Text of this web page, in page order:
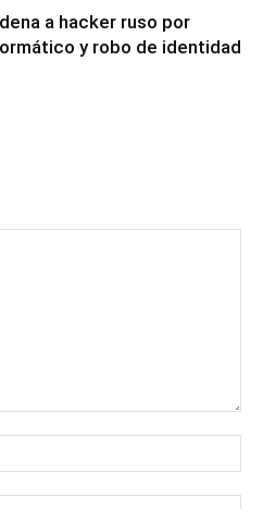
a hacker ruso por
y robo de identidad